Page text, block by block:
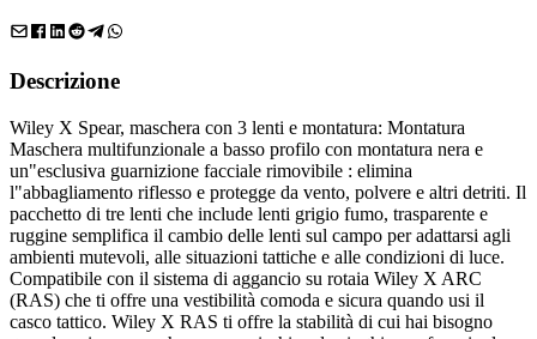
Descrizione
Wiley X Spear, maschera con 3 lenti e montatura: Montatura
Maschera multifunzionale a basso profilo con montatura nera e
un"esclusiva guarnizione facciale rimovibile : elimina
l"abbagliamento riflesso e protegge da vento, polvere e altri detriti. Il
pacchetto di tre lenti che include lenti grigio fumo, trasparente e
ruggine semplifica il cambio delle lenti sul campo per adattarsi agli
ambienti mutevoli, alle situazioni tattiche e alle condizioni di luce.
Compatibile con il sistema di aggancio su rotaia Wiley X ARC
(RAS) che ti offre una vestibilità comoda e sicura quando usi il
casco tattico. Wiley X RAS ti offre la stabilità di cui hai bisogno